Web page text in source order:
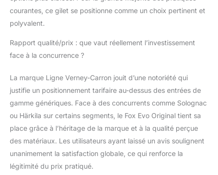
courantes, ce gilet se positionne comme un choix pertinent et
polyvalent.
Rapport qualité/prix : que vaut réellement l’investissement
face à la concurrence ?
La marque Ligne Verney-Carron jouit d’une notoriété qui
justifie un positionnement tarifaire au-dessus des entrées de
gamme génériques. Face à des concurrents comme Solognac
ou Härkila sur certains segments, le Fox Evo Original tient sa
place grâce à l’héritage de la marque et à la qualité perçue
des matériaux. Les utilisateurs ayant laissé un avis soulignent
unanimement la satisfaction globale, ce qui renforce la
légitimité du prix pratiqué.